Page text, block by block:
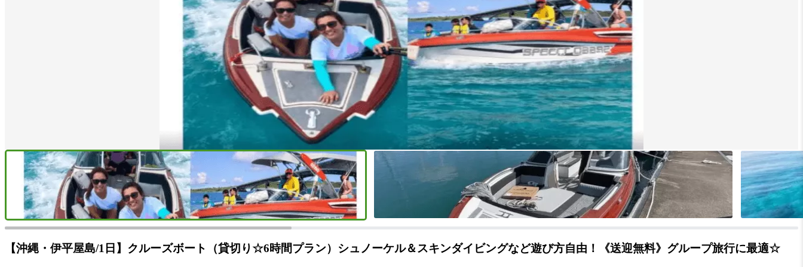
【沖縄・伊平屋島/1日】クルーズボート（貸切り☆6時間プラン）シュノーケル＆スキンダイビングなど遊び方自由！《送迎無料》グループ旅行に最適☆